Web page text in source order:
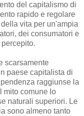
del capitalismo di
rapido e regolare
vita per un'ampia
dei consumatori e
scarsamente
paese capitalista di
raggiunse la
mito comune lo
naturali superiori. Le
sono almeno tanto